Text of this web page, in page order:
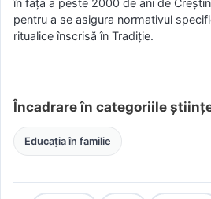
în fața a peste 2000 de ani de
pentru a se asigura normativul
ritualice înscrisă în Tradiție.
Încadrare în categoriile
Educația în familie